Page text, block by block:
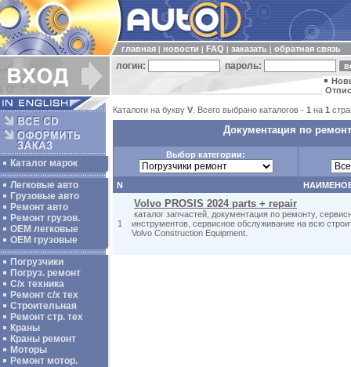
главная новости FAQ заказать обратная связь
логин: пароль:
Каталог марок
Легковые авто
Грузовые авто
Ремонт авто
Ремонт грузов.
ОЕМ легковые
OEM грузовые
Погрузчики
Погруз. ремонт
С/х техника
Ремонт с/х тех
Строительная
Ремонт стр. тех
Краны
Краны ремонт
Моторы
Ремонт мотор.
Каталоги на букву V . Всего выбрано каталогов - 1 на 1
Документация по
Выбор категории:
N
1
Volvo PROSIS 2024 parts + repair
каталог запчастей, документация по ремонту,
инструментов, сервисное обслуживание на всю
Volvo Construction Equipment.